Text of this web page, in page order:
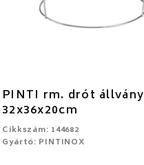
PINTI rm. drót állvány
32x36x20cm
Cikkszám: 144682
Gyártó: PINTINOX